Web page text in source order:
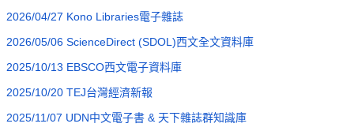
2026/04/27 Kono Libraries電子雜誌
2026/05/06 ScienceDirect (SDOL)西文全文資料庫
2025/10/13 EBSCO西文電子資料庫
2025/10/20 TEJ台灣經濟新報
2025/11/07 UDN中文電子書 & 天下雜誌群知識庫